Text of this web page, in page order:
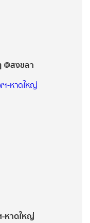
สงขลา
หาดใหญ่